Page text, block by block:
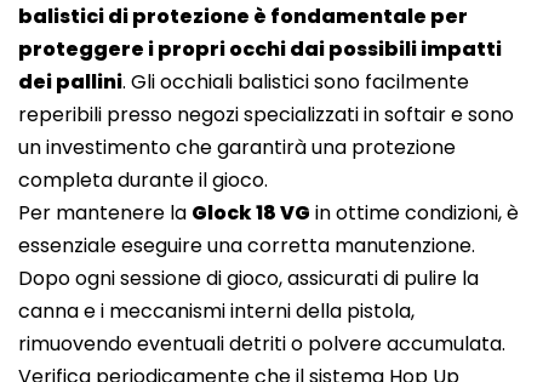
balistici di protezione è fondamentale per
proteggere i propri occhi dai possibili impatti
dei pallini. Gli occhiali balistici sono facilmente
reperibili presso negozi specializzati in softair e sono
un investimento che garantirà una protezione
completa durante il gioco.
Per mantenere la Glock 18 VG in ottime condizioni, è
essenziale eseguire una corretta manutenzione.
Dopo ogni sessione di gioco, assicurati di pulire la
canna e i meccanismi interni della pistola,
rimuovendo eventuali detriti o polvere accumulata.
Verifica periodicamente che il sistema Hop Up